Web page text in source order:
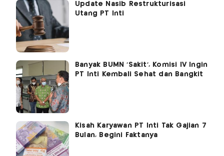
Update Nasib Restrukturisasi
Utang PT Inti
Banyak BUMN 'Sakit', Komisi IV Ingin
PT Inti Kembali Sehat dan Bangkit
Kisah Karyawan PT Inti Tak Gajian 7
Bulan, Begini Faktanya